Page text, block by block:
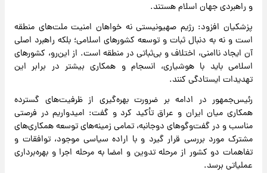
و راهبردی جهان اسلام هستند.
پزشکیان افزود: رژیم صهیونیستی نه خواهان امنیت ملت‌های منطقه
است و نه به دنبال ثبات و توسعه کشورهای اسلامی؛ بلکه راهبرد اصلی
آن ایجاد ناامنی، اختلاف و بی‌ثباتی در منطقه است. از این‌رو، کشورهای
اسلامی باید با هوشیاری، انسجام و همکاری بیشتر در برابر این
تهدیدات ایستادگی کنند.
رئیس‌جمهور در ادامه بر ضرورت بهره‌گیری از ظرفیت‌های گسترده
همکاری میان ایران و عراق تأکید کرد و گفت: امیدواریم در فرصتی
مناسب و در گفت‌وگوهای دوجانبه، تمامی زمینه‌های توسعه همکاری‌های
مشترک مورد بررسی قرار گیرد و با اراده سیاسی موجود، توافقات و
تفاهمات دو کشور از مرحله تدوین و امضا به مرحله اجرا و بهره‌برداری
عملیاتی برسد.